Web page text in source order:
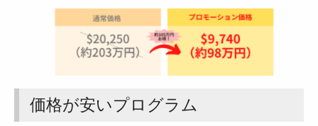
価格が安いプログラム